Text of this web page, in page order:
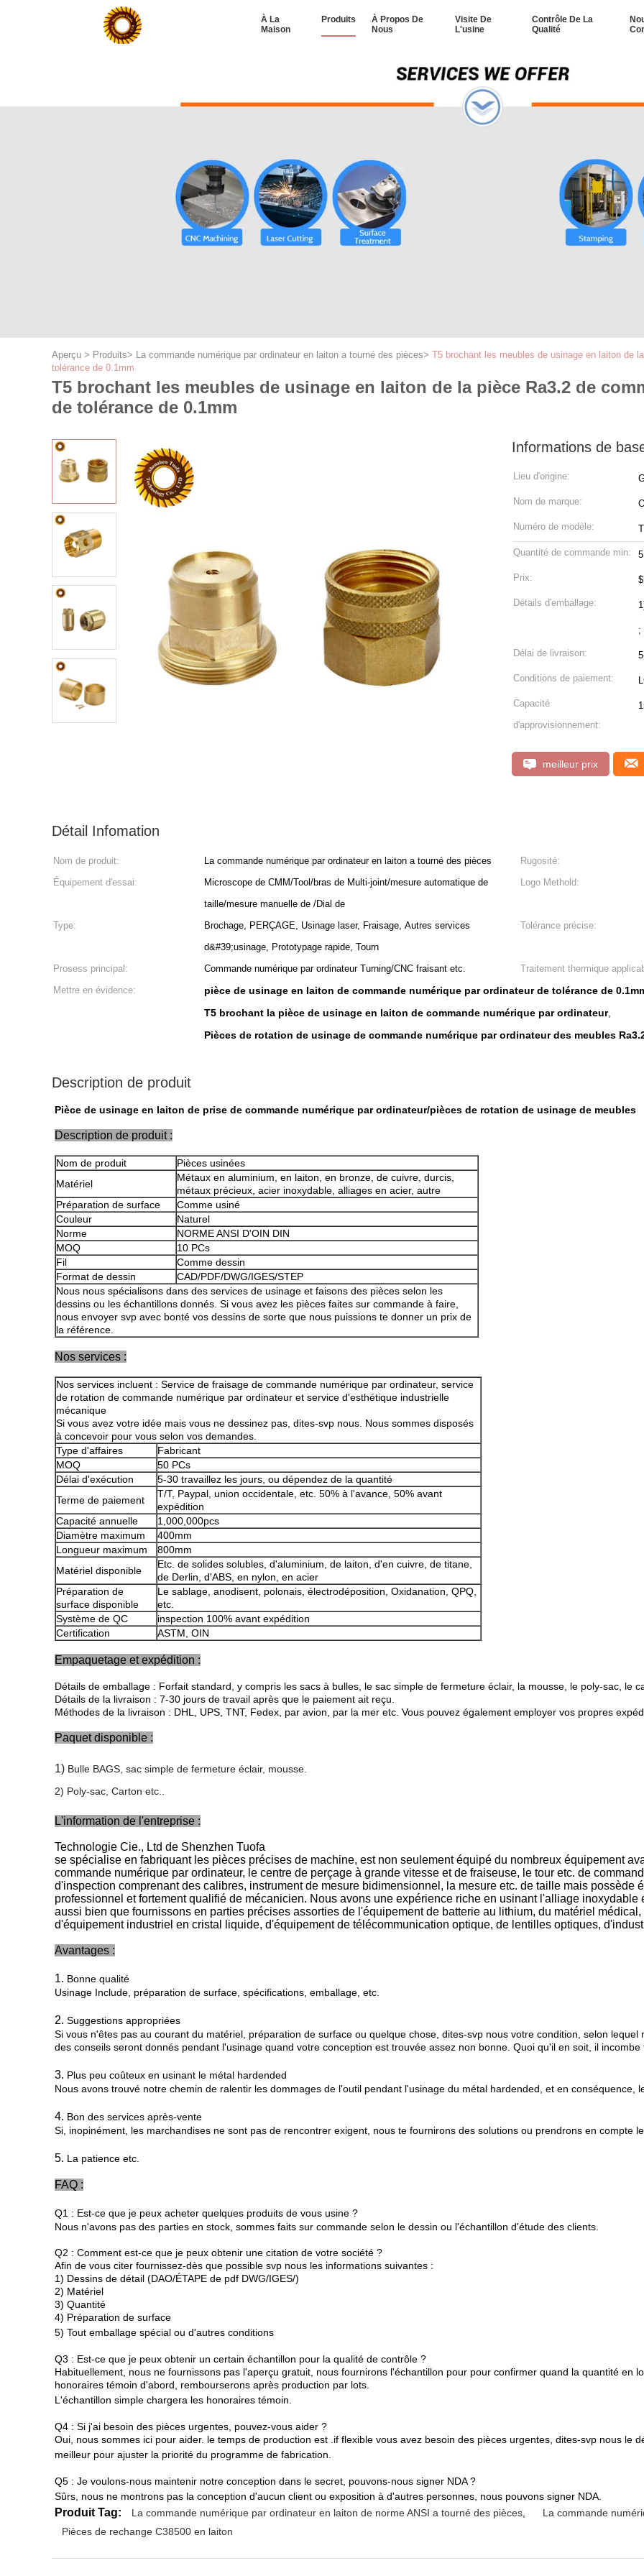
À La
Maison
Produits
À Propos De
Nous
Visite De
L'usine
Contrôle De La
Qualité
Aperçu > Produits> La commande numérique par ordinateur en laiton a tourné des pièces> T5 brochant les meubles de usinage en laiton de
tolérance de 0.1mm
T5 brochant les meubles de usinage en laiton de la pièce Ra3.2 de
de tolérance de 0.1mm
Informations de
Lieu d'origine:
Nom de marque:
Numéro de modèle:
Quantité de commande min:
Prix:
Détails d'emballage:
;
Délai de livraison:
Conditions de paiement:
Capacité
d'approvisionnement:
meilleur prix
Détail Infomation
Nom de produit: La commande numérique par ordinateur en laiton a tourné des pièces Rugosité:
Équipement d'essai:
Microscope de CMM/Tool/bras de Multi-joint/mesure automatique de
taille/mesure manuelle de /Dial de
Logo Methold:
Type:
Brochage, PERÇAGE, Usinage laser, Fraisage, Autres services
d&#39;usinage, Prototypage rapide, Tourn
Tolérance précise:
Prosess principal: Commande numérique par ordinateur Turning/CNC fraisant etc. Traitement thermique
Mettre en évidence:
pièce de usinage en laiton de commande numérique par ordinateur de tolérance de
T5 brochant la pièce de usinage en laiton de commande numérique par ordinateur,
Pièces de rotation de usinage de commande numérique par ordinateur des meubles
Description de produit
Pièce de usinage en laiton de prise de commande numérique par ordinateur/pièces de rotation de usinage de meubles
Description de produit :
Nom de produit
Pièces usinées
Matériel
Métaux en aluminium, en laiton, en bronze, de cuivre, durcis,
métaux précieux, acier inoxydable, alliages en acier, autre
Préparation de surface
Comme usiné
Couleur
Naturel
Norme
NORME ANSI D'OIN DIN
MOQ
10 PCs
Fil
Comme dessin
Format de dessin
CAD/PDF/DWG/IGES/STEP
Nous nous spécialisons dans des services de usinage et faisons des pièces selon les
dessins ou les échantillons donnés. Si vous avez les pièces faites sur commande à faire,
nous envoyer svp avec bonté vos dessins de sorte que nous puissions te donner un prix de
la référence.
Nos services :
Nos services incluent : Service de fraisage de commande numérique par ordinateur, service
de rotation de commande numérique par ordinateur et service d'esthétique industrielle
mécanique
Si vous avez votre idée mais vous ne dessinez pas, dites-svp nous. Nous sommes disposés
à concevoir pour vous selon vos demandes.
Type d'affaires
Fabricant
MOQ
50 PCs
Délai d'exécution
5-30 travaillez les jours, ou dépendez de la quantité
Terme de paiement
T/T, Paypal, union occidentale, etc. 50% à l'avance, 50% avant
expédition
Capacité annuelle
1,000,000pcs
Diamètre maximum
400mm
Longueur maximum
800mm
Matériel disponible
Etc. de solides solubles, d'aluminium, de laiton, d'en cuivre, de titane,
de Derlin, d'ABS, en nylon, en acier
Préparation de
surface disponible
Le sablage, anodisent, polonais, électrodéposition, Oxidanation, QPQ,
etc.
Système de QC
inspection 100% avant expédition
Certification
ASTM, OIN
Empaquetage et expédition :
Détails de emballage : Forfait standard, y compris les sacs à bulles, le sac simple de fermeture éclair, la mousse, le poly-sac, le
Détails de la livraison : 7-30 jours de travail après que le paiement ait reçu.
Méthodes de la livraison : DHL, UPS, TNT, Fedex, par avion, par la mer etc. Vous pouvez également employer vos propres
Paquet disponible :
1) Bulle BAGS, sac simple de fermeture éclair, mousse
2) Poly-sac, Carton etc.
L'information de l'entreprise :
Technologie Cie., Ltd de Shenzhen Tuofa
se spécialise en fabriquant les pièces précises de machine, est non seulement équipé du nombreux équipement
commande numérique par ordinateur, le centre de perçage à grande vitesse et de fraiseuse, le tour etc. de
d'inspection comprenant des calibres, instrument de mesure bidimensionnel, la mesure etc. de taille mais possède
professionnel et fortement qualifié de mécanicien. Nous avons une expérience riche en usinant l'alliage
aussi bien que fournissons en parties précises assorties de l'équipement de batterie au lithium, du matériel
d'équipement industriel en cristal liquide, d'équipement de télécommunication optique, de lentilles optiques,
Avantages :
1. Bonne qualité
Usinage Include, préparation de surface, spécifications, emballage, etc.
2. Suggestions appropriées
Si vous n'êtes pas au courant du matériel, préparation de surface ou quelque chose, dites-svp nous votre condition, selon
des conseils seront donnés pendant l'usinage quand votre conception est trouvée assez non bonne. Quoi qu'il en soit, il
3. Plus peu coûteux en usinant le métal hardended
Nous avons trouvé notre chemin de ralentir les dommages de l'outil pendant l'usinage du métal hardended, et en conséquence,
4. Bon des services après-vente
Si, inopinément, les marchandises ne sont pas de rencontrer exigent, nous te fournirons des solutions ou prendrons en compte le
5. La patience etc.
FAQ :
Q1 : Est-ce que je peux acheter quelques produits de vous usine ?
Nous n'avons pas des parties en stock, sommes faits sur commande selon le dessin ou l'échantillon d'étude des clients.
Q2 : Comment est-ce que je peux obtenir une citation de votre société ?
Afin de vous citer fournissez-dès que possible svp nous les informations suivantes :
1) Dessins de détail (DAO/ÉTAPE de pdf DWG/IGES/)
2) Matériel
3) Quantité
4) Préparation de surface
5) Tout emballage spécial ou d'autres conditions
Q3 : Est-ce que je peux obtenir un certain échantillon pour la qualité de contrôle ?
Habituellement, nous ne fournissons pas l'aperçu gratuit, nous fournirons l'échantillon pour pour confirmer quand la quantité en
honoraires témoin d'abord, rembourserons après production par lots.
L'échantillon simple chargera les honoraires témoin.
Q4 : Si j'ai besoin des pièces urgentes, pouvez-vous aider ?
Oui, nous sommes ici pour aider. le temps de production est .if flexible vous avez besoin des pièces urgentes, dites-svp nous le
meilleur pour ajuster la priorité du programme de fabrication.
Q5 : Je voulons-nous maintenir notre conception dans le secret, pouvons-nous signer NDA ?
Sûrs, nous ne montrons pas la conception d'aucun client ou exposition à d'autres personnes, nous pouvons signer NDA.
Produit Tag: La commande numérique par ordinateur en laiton de norme ANSI a tourné des pièces La commande
Pièces de rechange C38500 en laiton